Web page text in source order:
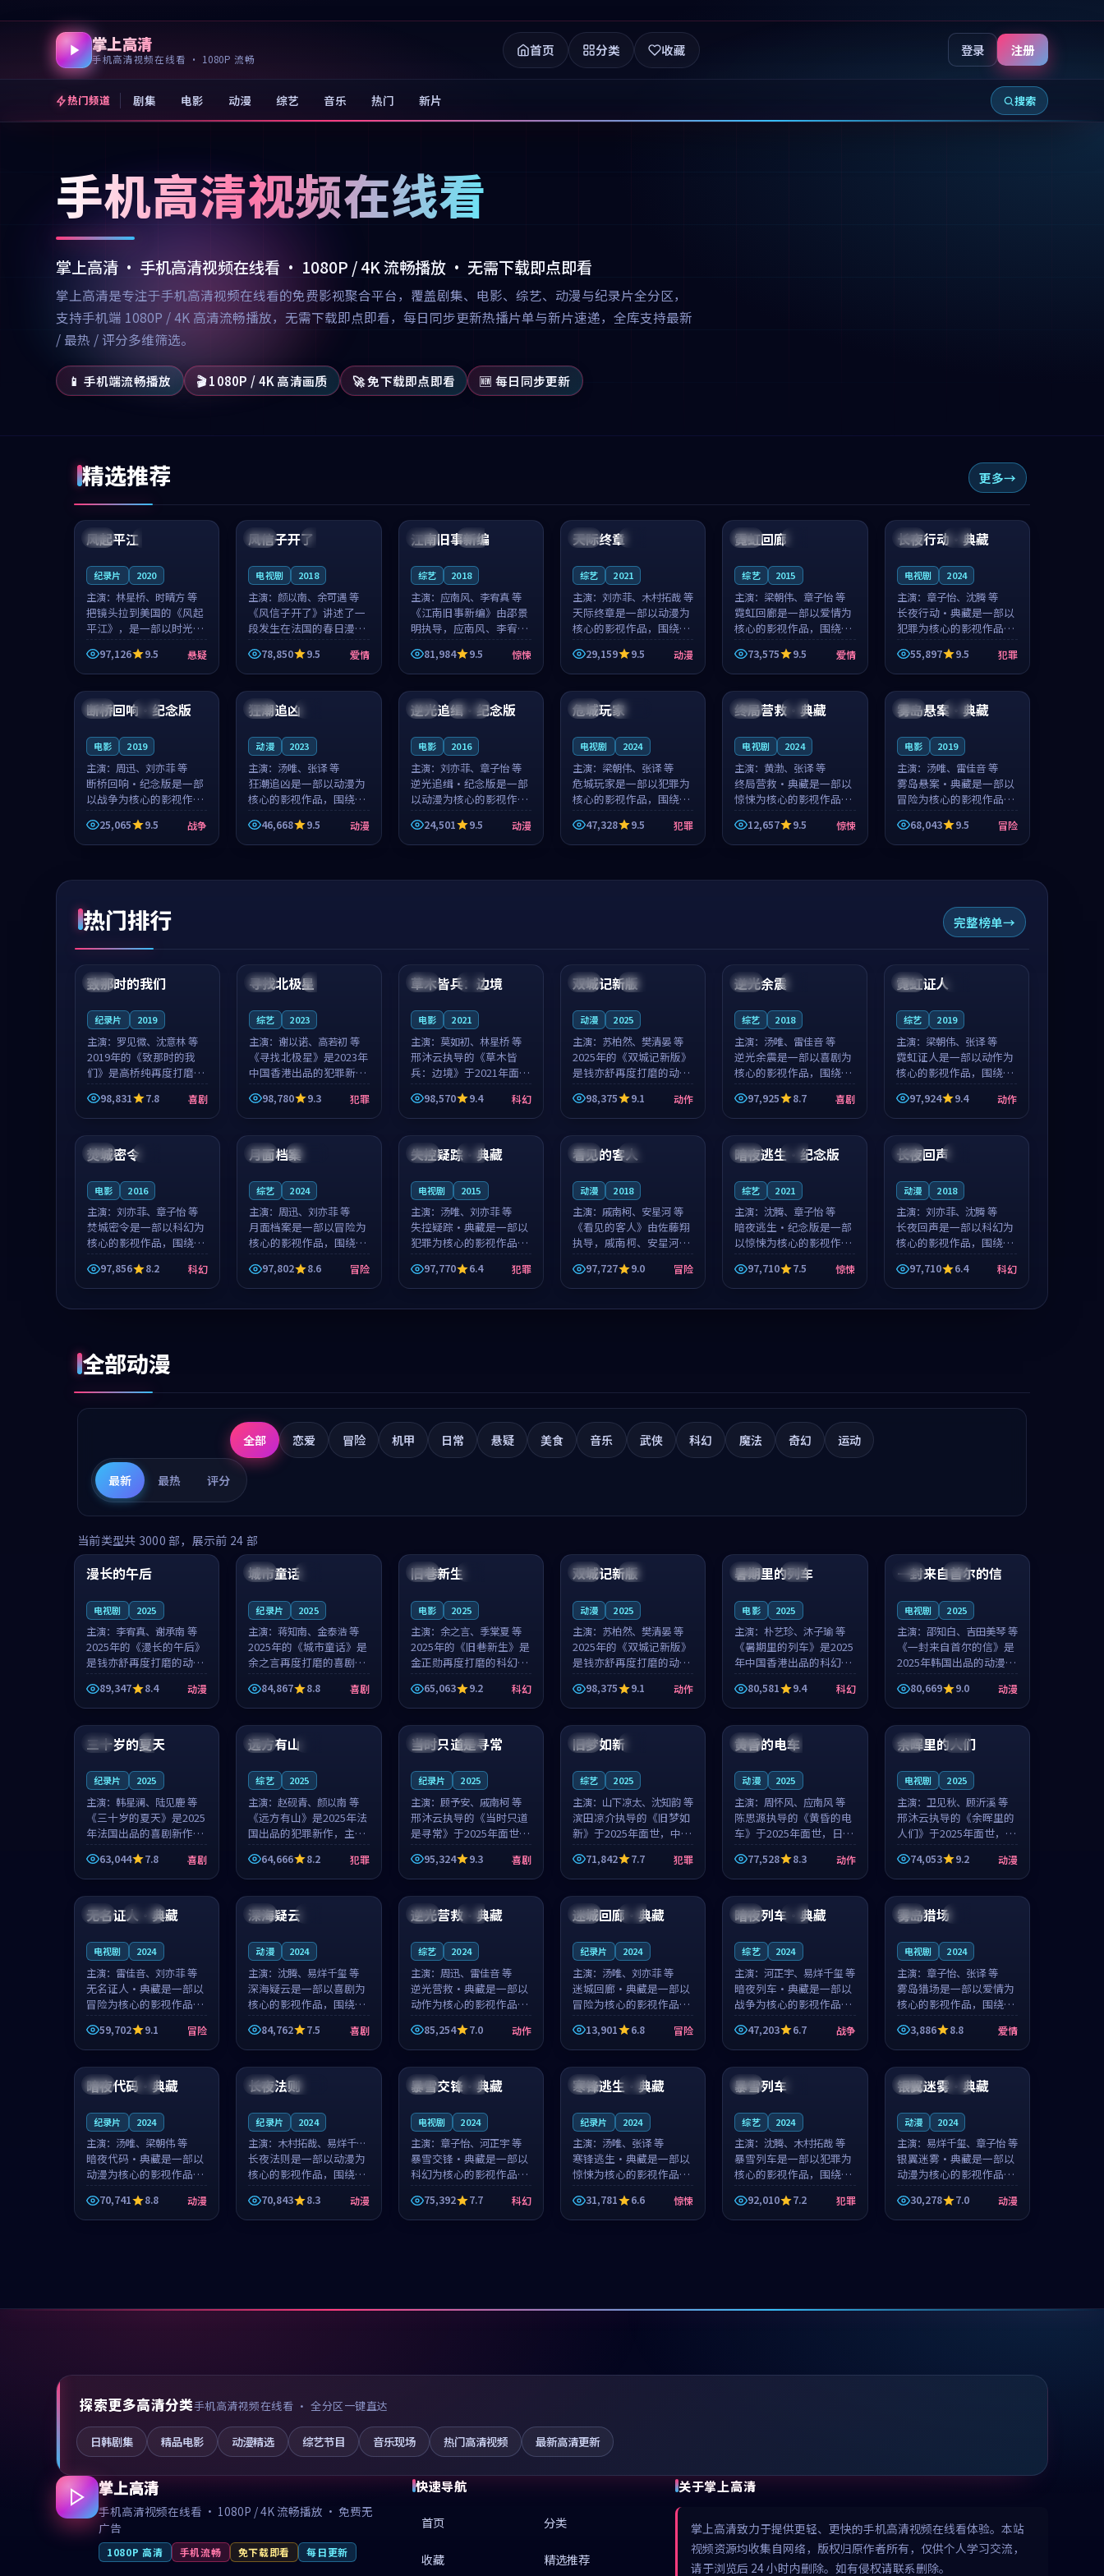
掌上高清
手机高清视频在线看 · 1080P 流畅
首页 分类 收藏 登录 注册
热门频道 剧集 电影 动漫 综艺 音乐 热门 新片 搜索
手机高清视频在线看
掌上高清 · 手机高清视频在线看 · 1080P / 4K 流畅播放 · 无需下载即点即看
掌上高清是专注于手机高清视频在线看的免费影视聚合平台，覆盖剧集、电影、综艺、动漫与纪录片全分区，
支持手机端 1080P / 4K 高清流畅播放，无需下载即点即看，每日同步更新热播片单与新片速递，全库支持最新
/ 最热 / 评分多维筛选。
📱 手机端流畅播放 🎬 1080P / 4K 高清画质 🚀 免下载即点即看 🆕 每日同步更新
精选推荐 更多
美国
99:07
风起平江
纪录片 2020
主演： 林星桥、时晴方 等
把镜头拉到美国的《风起
平江》，是一部以时光记
忆为底色的悬疑作品。林
星桥和时晴方贡献了2020
年颇受关注的合作演出，
影片在情感层次与现实质
感之间游...
97,126 9.5 悬疑
法国 4K
99:21
风信子开了
电视剧 2018
主演：颜以南、余可遇 等
《风信子开了》讲述了一
段发生在法国的春日漫步
故事。颜以南饰演的主角
与余可遇的角色因一场意
外卷入更深的纠葛，爱情
元素贯穿始终，节奏稳健
而富有张力，...
78,850 9.5 爱情
日本 院线
99:53
江南旧事新编
综艺 2018
主演： 应南风、李宥真 等
《江南旧事新编》由邵景
明执导，应南风、李宥真
领衔主演，是一部2018年
上映的日本惊悚综艺。影
片以邻里温情为切入，呈
现一段从初遇到告别都浸
着真实情...
81,984 9.5 惊悚
泰国
99:25
天际终章
综艺 2021
主演： 刘亦菲、木村拓哉 等
天际终章是一部以动漫为
核心的影视作品，围绕危
机、反转与人物成长展
开，整体节奏紧凑，值得
推荐观看。
29,159 9.5 动漫
泰国
93:42
霓虹回廊
综艺 2015
主演： 梁朝伟、章子怡 等
霓虹回廊是一部以爱情为
核心的影视作品，围绕危
机、反转与人物成长展
开，整体节奏紧凑，值得
推荐观看。
73,575 9.5 爱情
中国 热播
99:55
长夜行动·典藏
电视剧 2024
主演： 章子怡、沈腾 等
长夜行动·典藏是一部以
犯罪为核心的影视作品，
围绕危机、反转与人物成
长展开，整体节奏紧凑，
值得推荐观看。
55,897 9.5 犯罪
法国 院线
99:13
断桥回响·纪念版
电影 2019
主演： 周迅、刘亦菲 等
断桥回响·纪念版是一部
以战争为核心的影视作
品，围绕危机、反转与人
物成长展开，整体节奏紧
凑，值得推荐观看。
25,065 9.5 战争
韩国
99:22
狂潮追凶
动漫 2023
主演： 汤唯、张译 等
狂潮追凶是一部以动漫为
核心的影视作品，围绕危
机、反转与人物成长展
开，整体节奏紧凑，值得
推荐观看。
46,668 9.5 动漫
韩国 连载中
99:17
逆光追缉·纪念版
电影 2016
主演： 刘亦菲、章子怡 等
逆光追缉·纪念版是一部
以动漫为核心的影视作
品，围绕危机、反转与人
物成长展开，整体节奏紧
凑，值得推荐观看。
24,501 9.5 动漫
中国 连载中
88:13
危城玩家
电视剧 2024
主演： 梁朝伟、张译 等
危城玩家是一部以犯罪为
核心的影视作品，围绕危
机、反转与人物成长展
开，整体节奏紧凑，值得
推荐观看。
47,328 9.5 犯罪
中国 院线
99:47
终局营救·典藏
电视剧 2024
主演：黄渤、张译 等
终局营救·典藏是一部以
惊悚为核心的影视作品，
围绕危机、反转与人物成
长展开，整体节奏紧凑，
值得推荐观看。
12,657 9.5 惊悚
中国 高分
88:38
雾岛悬案·典藏
电影 2019
主演： 汤唯、雷佳音 等
雾岛悬案·典藏是一部以
冒险为核心的影视作品，
围绕危机、反转与人物成
长展开，整体节奏紧凑，
值得推荐观看。
68,043 9.5 冒险
热门排行 完整榜单
中国 4K
99:22
致那时的我们
纪录片 2019
主演： 罗见微、沈意林 等
2019年的《致那时的我
们》是高桥纯再度打磨的
喜剧佳作。中国大陆的取
景与都市寓言的氛围相互
成就，罗见微与沈意林的
影片在悬念...
98,831 7.8 喜剧
中国 4K
99:18
寻找北极星
综艺 2023
主演： 谢以诺、高若初 等
《寻找北极星》是2023年
中国香港出品的犯罪新
作，主创团队希望用公路
冒险的故事让观众停下来
想一想。谢以诺领衔，高
柯的叙事节...
98,780 9.3 犯罪
泰国 独播
99:44
草木皆兵：边境
电影 2021
主演： 莫如初、林星桥 等
邢沐云执导的《草木皆
兵：边境》于2021年面
世，泰国的城市气质与校
园青春的人物心境共同构
筑了影片基调。莫如初、
整部科幻电影...
98,570 9.4 科幻
中国 独播
99:40
双城记新版
动漫 2025
主演： 苏柏然、樊清晏 等
2025年的《双城记新版》
是钱亦舒再度打磨的动作
佳作。中国大陆的取景与
沙漠探险的氛围相互成
就，苏柏然与樊清晏的对
片在悬念与...
98,375 9.1 动作
中国
99:35
逆光余震
综艺 2018
主演： 汤唯、雷佳音 等
逆光余震是一部以喜剧为
核心的影视作品，围绕危
机、反转与人物成长展
开，整体节奏紧凑，值得
推荐观看。
97,925 8.7 喜剧
泰国
99:05
霓虹证人
综艺 2019
主演： 梁朝伟、张译 等
霓虹证人是一部以动作为
核心的影视作品，围绕危
机、反转与人物成长展
开，整体节奏紧凑，值得
推荐观看。
97,924 9.4 动作
法国
99:22
焚城密令
电影 2016
主演： 刘亦菲、章子怡 等
焚城密令是一部以科幻为
核心的影视作品，围绕危
机、反转与人物成长展
开，整体节奏紧凑，值得
推荐观看。
97,856 8.2 科幻
韩国 连载中
99:44
月面档案
综艺 2024
主演： 周迅、刘亦菲 等
月面档案是一部以冒险为
核心的影视作品，围绕危
机、反转与人物成长展
开，整体节奏紧凑，值得
推荐观看。
97,802 8.6 冒险
中国 杜比
99:42
失控疑踪·典藏
电视剧 2015
主演： 汤唯、刘亦菲 等
失控疑踪·典藏是一部以
犯罪为核心的影视作品，
围绕危机、反转与人物成
长展开，整体节奏紧凑，
值得推荐观看。
97,770 6.4 犯罪
泰国 完结
99:05
看见的客人
动漫 2018
主演： 戚南柯、安星河 等
《看见的客人》由佐藤翔
执导，戚南柯、安星河领
衔主演，是一部2018年上
映的泰国冒险动漫。影片
以海岸抒情为切入，呈现
一段从初遇到告别都浸着
97,727 9.0 冒险
日本 高分
99:18
暗夜逃生·纪念版
综艺 2021
主演： 沈腾、章子怡 等
暗夜逃生·纪念版是一部
以惊悚为核心的影视作
品，围绕危机、反转与人
物成长展开，整体节奏紧
凑，值得推荐观看。
97,710 7.5 惊悚
美国
99:17
长夜回声
动漫 2018
主演： 刘亦菲、沈腾 等
长夜回声是一部以科幻为
核心的影视作品，围绕危
机、反转与人物成长展
开，整体节奏紧凑，值得
推荐观看。
97,710 6.4 科幻
全部动漫
全部 恋爱 冒险 机甲 日常 悬疑 美食 音乐 武侠 科幻 魔法 奇幻 运动
最新 最热 评分
当前类型共 3000 部，展示前 24 部
中国 高分
99:16
漫长的午后
电视剧 2025
主演： 李宥真、谢承南 等
2025年的《漫长的午后》
是钱亦舒再度打磨的动漫
佳作。中国大陆的取景与
海岛日常的氛围相互成
就，李宥真与谢承南的对
手戏自然克制，让整部影
片在悬念与...
89,347 8.4 动漫
美国
城市童话
纪录片 2025
主演：蒋知南、金泰浩 等
2025年的《城市童话》是
余之言再度打磨的喜剧佳
作。美国的取景与历史战
争的氛围相互成就，蒋知
南与金泰浩的对手戏自然
克制，让整部影片在悬念
与温度之...
84,867 8.8 喜剧
英国
旧巷新生
电影 2025
主演： 余之言、季棠夏 等
2025年的《旧巷新生》是
金正勋再度打磨的科幻佳
作。英国的取景与雨夜物
语的氛围相互成就，余之
言与季棠夏的对手戏自然
克制，让整部影片在悬念
与温度之...
65,063 9.2 科幻
中国 独播
双城记新版
动漫 2025
主演： 苏柏然、樊清晏 等
2025年的《双城记新版》
是钱亦舒再度打磨的动作
佳作。中国大陆的取景与
沙漠探险的氛围相互成
就，苏柏然与樊清晏的对
手戏自然克制，让整部影
片在悬念与...
98,375 9.1 动作
中国 杜比
暑期里的列车
电影 2025
主演：朴艺珍、沐子瑜 等
《暑期里的列车》是2025
年中国香港出品的科幻新
作，主创团队希望用城市
夜归人的故事让观众停下
来想一想。朴艺珍领衔，
沐子瑜担任重要角色，郑
书延的叙...
80,581 9.4 科幻
韩国 热播
一封来自首尔的信
电视剧 2025
主演： 邵知白、吉田美琴 等
《一封来自首尔的信》是
2025年韩国出品的动漫新
作，主创团队希望用高考
往事的故事让观众停下来
想一想。邵知白领衔，吉
田美琴担任重要角色，谢
承南的叙...
80,669 9.0 动漫
法国 4K
99:12
三十岁的夏天
纪录片 2025
主演： 韩星澜、陆见鹿 等
《三十岁的夏天》是2025
年法国出品的喜剧新作，
主创团队希望用深夜电台
的故事让观众停下来想一
想。韩星澜领衔，陆见鹿
担任重要角色，山田纯一
的叙事节...
63,044 7.8 喜剧
法国
99:48
远方有山
综艺 2025
主演：赵砚青、颜以南 等
《远方有山》是2025年法
国出品的犯罪新作，主创
团队希望用高校追梦的故
事让观众停下来想一想。
赵砚青领衔，颜以南担任
重要角色，山田纯一的叙
事节奏一...
64,666 8.2 犯罪
泰国 杜比
99:32
当时只道是寻常
纪录片 2025
主演： 顾予安、戚南柯 等
邢沐云执导的《当时只道
是寻常》于2025年面世，
泰国的城市气质与母女情
深的人物心境共同构筑了
影片基调。顾予安、戚南
柯用细腻的表演撑起整部
喜剧电影...
95,324 9.3 喜剧
中国
99:08
旧梦如新
综艺 2025
主演： 山下凉太、沈知韵 等
滨田凉介执导的《旧梦如
新》于2025年面世，中国
台湾的城市气质与异国相
遇的人物心境共同构筑了
影片基调。山下凉太、沈
知韵用细腻的表演撑起整
部犯罪电...
71,842 7.7 犯罪
日本 4K
99:20
黄昏的电车
动漫 2025
主演：周怀风、应南风 等
陈思源执导的《黄昏的电
车》于2025年面世，日本
的城市气质与渔村故事的
人物心境共同构筑了影片
基调。周怀风、应南风用
细腻的表演撑起整部动作
电影，剧...
77,528 8.3 动作
泰国 完结
99:56
余晖里的人们
电视剧 2025
主演： 卫见秋、顾沂溪 等
邢沐云执导的《余晖里的
人们》于2025年面世，泰
国的城市气质与小镇生活
的人物心境共同构筑了影
片基调。卫见秋、顾沂溪
用细腻的表演撑起整部动
漫电影，...
74,053 9.2 动漫
韩国 连载中
99:30
无名证人·典藏
电视剧 2024
主演： 雷佳音、刘亦菲 等
无名证人·典藏是一部以
冒险为核心的影视作品，
围绕危机、反转与人物成
长展开，整体节奏紧凑，
值得推荐观看。
59,702 9.1 冒险
日本
99:39
深海疑云
动漫 2024
主演：沈腾、易烊千玺 等
深海疑云是一部以喜剧为
核心的影视作品，围绕危
机、反转与人物成长展
开，整体节奏紧凑，值得
推荐观看。
84,762 7.5 喜剧
泰国 院线
99:25
逆光营救·典藏
综艺 2024
主演： 周迅、雷佳音 等
逆光营救·典藏是一部以
动作为核心的影视作品，
围绕危机、反转与人物成
长展开，整体节奏紧凑，
值得推荐观看。
85,254 7.0 动作
中国 院线
99:57
迷城回廊·典藏
纪录片 2024
主演： 汤唯、刘亦菲 等
迷城回廊·典藏是一部以
冒险为核心的影视作品，
围绕危机、反转与人物成
长展开，整体节奏紧凑，
值得推荐观看。
13,901 6.8 冒险
中国 院线
99:13
暗夜列车·典藏
综艺 2024
主演：河正宇、易烊千玺 等
暗夜列车·典藏是一部以
战争为核心的影视作品，
围绕危机、反转与人物成
长展开，整体节奏紧凑，
值得推荐观看。
47,203 6.7 战争
韩国
99:30
雾岛猎场
电视剧 2024
主演： 章子怡、张译 等
雾岛猎场是一部以爱情为
核心的影视作品，围绕危
机、反转与人物成长展
开，整体节奏紧凑，值得
推荐观看。
3,886 8.8 爱情
中国 独播
99:24
暗夜代码·典藏
纪录片 2024
主演： 汤唯、梁朝伟 等
暗夜代码·典藏是一部以
动漫为核心的影视作品，
围绕危机、反转与人物成
长展开，整体节奏紧凑，
值得推荐观看。
70,741 8.8 动漫
英国 连载中
99:24
长夜法则
纪录片 2024
主演： 木村拓哉、易烊千玺
等
长夜法则是一部以动漫为
核心的影视作品，围绕危
机、反转与人物成长展
开，整体节奏紧凑，值得
推荐观看。
70,843 8.3 动漫
中国 独播
99:31
暴雪交锋·典藏
电视剧 2024
主演： 章子怡、河正宇 等
暴雪交锋·典藏是一部以
科幻为核心的影视作品，
围绕危机、反转与人物成
长展开，整体节奏紧凑，
值得推荐观看。
75,392 7.7 科幻
美国 独播
98:15
寒锋逃生·典藏
纪录片 2024
主演： 汤唯、张译 等
寒锋逃生·典藏是一部以
惊悚为核心的影视作品，
围绕危机、反转与人物成
长展开，整体节奏紧凑，
值得推荐观看。
31,781 6.6 惊悚
中国
99:39
暴雪列车
综艺 2024
主演：沈腾、木村拓哉 等
暴雪列车是一部以犯罪为
核心的影视作品，围绕危
机、反转与人物成长展
开，整体节奏紧凑，值得
推荐观看。
92,010 7.2 犯罪
中国 高分
99:38
银翼迷雾·典藏
动漫 2024
主演： 易烊千玺、章子怡 等
银翼迷雾·典藏是一部以
动漫为核心的影视作品，
围绕危机、反转与人物成
长展开，整体节奏紧凑，
值得推荐观看。
30,278 7.0 动漫
探索更多高清分类手机高清视频在线看 · 全分区一键直达
日韩剧集 精品电影 动漫精选 综艺节目 音乐现场 热门高清视频 最新高清更新
掌上高清
手机高清视频在线看 · 1080P / 4K 流畅播放 · 免费无
广告
1080P 高清 手机流畅 免下载即看 每日更新
快速导航
首页 分类
收藏 精选推荐
关于掌上高清
掌上高清致力于提供更轻、更快的手机高清视频在线看体验。本站
视频资源均收集自网络，版权归原作者所有，仅供个人学习交流，
请于浏览后 24 小时内删除。如有侵权请联系删除。